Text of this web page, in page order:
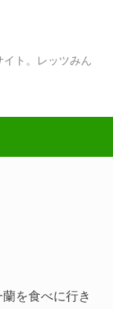
ト。レッツみん
を食べに行き